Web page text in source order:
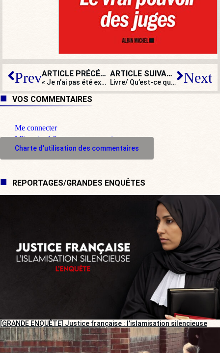
Prev ARTICLE PRÉCÉDENT
« Je n’ai pas été exclu du bureau politique du fait de ma proximité avec Marion Maréchal-Le Pen »
ARTICLE SUIVANT
Livre/ Qu’est-ce que l’islam ? – Les sites musulmans français le dévoilent par Christian de Moliner Next
VOS COMMENTAIRES
Me connecter
M'inscrire à l'espace commentaire
Charte d'utilisation des commentaires
REPORTAGES/GRANDES ENQUÊTES
[GRANDE ENQUÊTE] Justice française : l’islamisation silencieuse